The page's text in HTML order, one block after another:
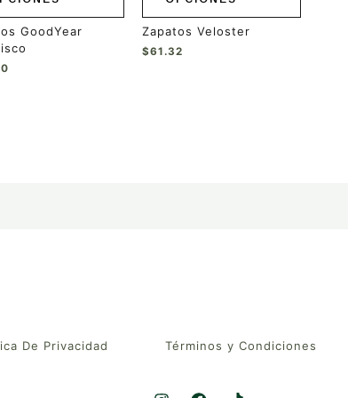
GoodYear
página
de
producto
Zapatos Veloster
$61.32
De Privacidad Términos y Condiciones